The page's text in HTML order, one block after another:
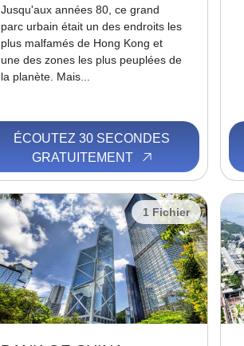
Jusqu'aux années 80, ce grand
parc urbain était un des endroits les
plus malfamés de Hong Kong et
une des zones les plus peuplées de
la planète. Mais...
ÉCOUTEZ 30 SECONDES
GRATUITEMENT
1 Fichier